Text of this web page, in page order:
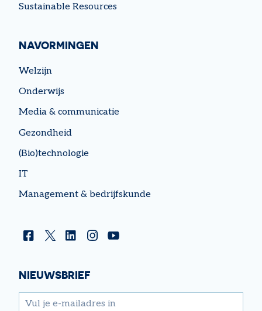
Sustainable Resources
NAVORMINGEN
Welzijn
Onderwijs
Media & communicatie
Gezondheid
(Bio)technologie
IT
Management & bedrijfskunde
NIEUWSBRIEF
email